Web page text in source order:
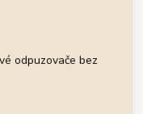
odpuzovače bez